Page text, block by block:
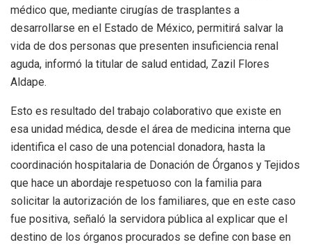
médico que, mediante cirugías de trasplantes a
desarrollarse en el Estado de México, permitirá salvar la
vida de dos personas que presenten insuficiencia renal
aguda, informó la titular de salud entidad, Zazil Flores
Aldape.
Esto es resultado del trabajo colaborativo que existe en
esa unidad médica, desde el área de medicina interna que
identifica el caso de una potencial donadora, hasta la
coordinación hospitalaria de Donación de Órganos y Tejidos
que hace un abordaje respetuoso con la familia para
solicitar la autorización de los familiares, que en este caso
fue positiva, señaló la servidora pública al explicar que el
destino de los órganos procurados se define con base en